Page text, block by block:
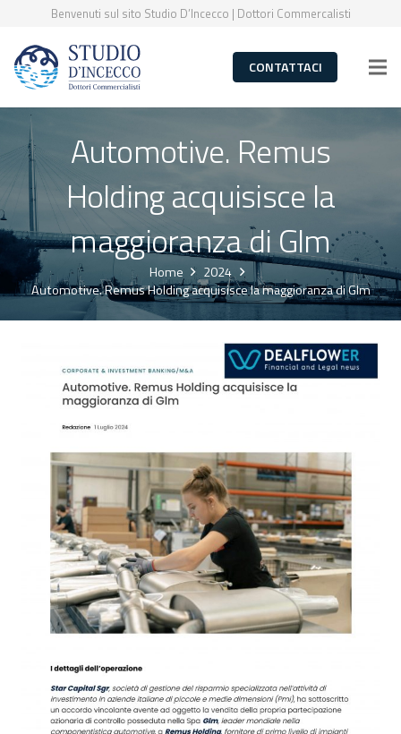
Benvenuti sul sito Studio D’Incecco | Dottori Commercalisti
CONTATTACI
Automotive. Remus
Holding acquisisce la
maggioranza di Glm
Home
2024
Automotive. Remus Holding acquisisce la maggioranza di Glm